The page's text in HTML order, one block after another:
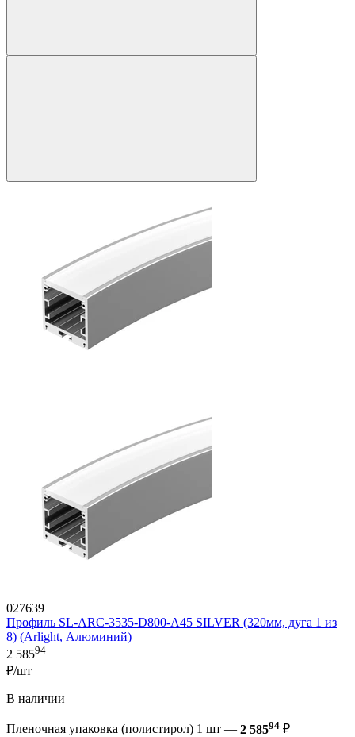
027639
Профиль SL-ARC-3535-D800-A45 SILVER (320мм, дуга 1 из
8) (Arlight, Алюминий)
2 58594
₽/шт
В наличии
Пленочная упаковка (полистирол) 1 шт — 2 58594 ₽